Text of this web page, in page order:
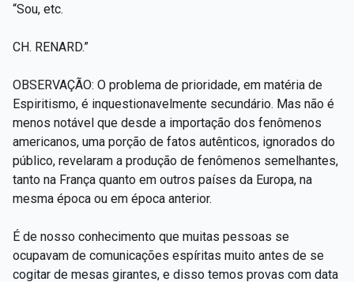
“Sou, etc.
CH. RENARD.”
OBSERVAÇÃO: O problema de prioridade, em matéria de
Espiritismo, é inquestionavelmente secundário. Mas não é
menos notável que desde a importação dos fenômenos
americanos, uma porção de fatos autênticos, ignorados do
público, revelaram a produção de fenômenos semelhantes,
tanto na França quanto em outros países da Europa, na
mesma época ou em época anterior.
É de nosso conhecimento que muitas pessoas se
ocupavam de comunicações espíritas muito antes de se
cogitar de mesas girantes, e disso temos provas com data